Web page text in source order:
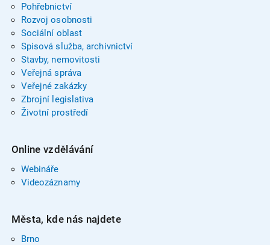
Pohřebnictví
Rozvoj osobnosti
Sociální oblast
Spisová služba, archivnictví
Stavby, nemovitosti
Veřejná správa
Veřejné zakázky
Zbrojní legislativa
Životní prostředí
Online vzdělávání
Webináře
Videozáznamy
Města, kde nás najdete
Brno